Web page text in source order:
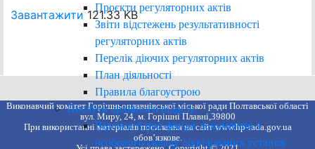
Проєкти регуляторних актів
Звіти відстежень результативності
регуляторних актів
Перелік діючих регуляторних актів
План діяльності
Правила благоустрою
Послуги архівного відділу
Відомості про фонди документів з
особового складу ліквідованих установ
Завантажити 121.33 KB
Виконавчий комітет Горішньоплавнівської міської ради Полтавської області
вул. Миру, 24, м. Горішні Плавні,39800
При використанні матеріалів посилання на сайт www.hp-rada.gov.ua
обов’язкове.